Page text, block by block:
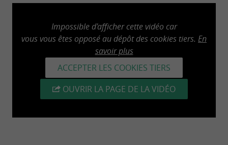
2 grandes terrassesbois extérieure 120 m²
1 babyfoot
1 billard pool + américain
1 jeu de fléchettes
Jeux de société et cartes
Impossible d'afficher cette vidéo car
vous vous êtes opposé au dépôt des cookies tiers. En
savoir plus
ACCEPTER LES COOKIES TIERS
OUVRIR LA PAGE DE LA VIDÉO